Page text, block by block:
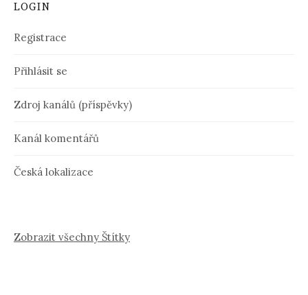
LOGIN
Registrace
Přihlásit se
Zdroj kanálů (příspěvky)
Kanál komentářů
Česká lokalizace
Zobrazit všechny Štítky